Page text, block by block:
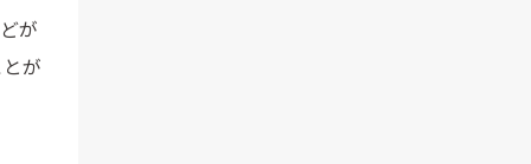
が
が